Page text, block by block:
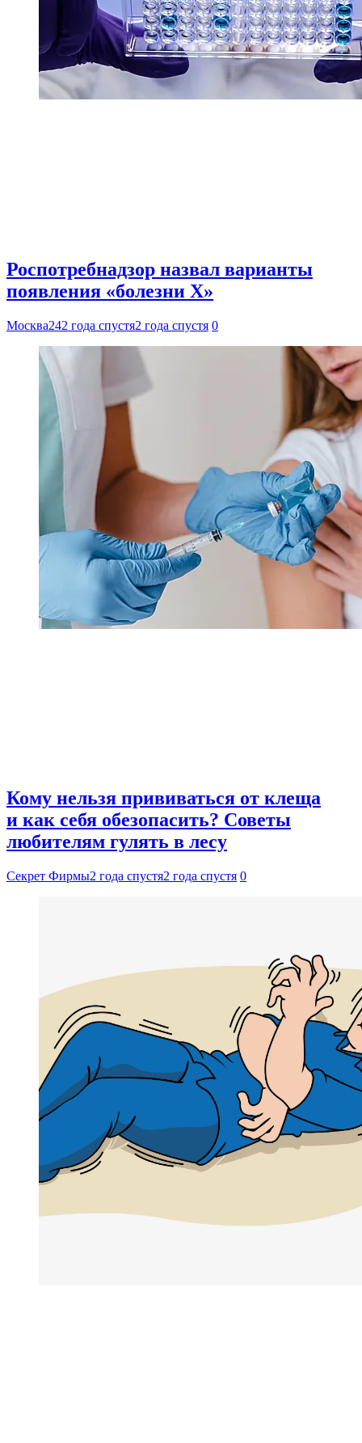
Роспотребнадзор назвал варианты
появления «болезни Х»
Москва242 года спустя2 года спустя 0
Кому нельзя прививаться от клеща
и как себя обезопасить? Советы
любителям гулять в лесу
Секрет Фирмы2 года спустя2 года спустя 0